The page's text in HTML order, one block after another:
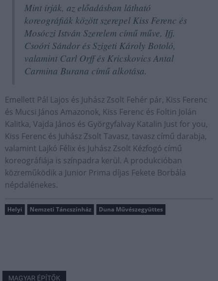
Mint írják, az előadásban látható
koreográfiák között szerepel Kiss Ferenc és
Mosóczi István Szerelem című műve, Ifj.
Csoóri Sándor és Szigeti Károly Botoló,
valamint Carl Orff és Kricskovics Antal
Carmina Burana című alkotása.
Emellett Pál Lajos és Juhász Zsolt Fehér pár, Kiss Ferenc
és Mucsi János Amazonok, Kiss Ferenc és Foltin Jolán
Kalitka, Vajda János és Györgyfalvay Katalin Just for you,
Kiss Ferenc és Juhász Zsolt Tavasz, tavasz című darabja,
valamint Lajkó Félix és Juhász Zsolt Kézfogó című
koreográfiája is színpadra kerül. A produkcióban
közreműködik a Junior Prima díjas Fekete Borbála
népdalénekes.
Helyi Nemzeti Táncszínház Duna Művészegyüttes
MAGYAR ÉPÍTŐK